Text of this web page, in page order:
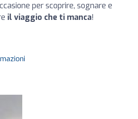
per scoprire, sognare e
il viaggio che ti manca!